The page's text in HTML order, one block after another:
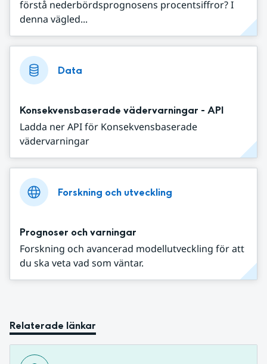
förstå nederbördsprognosens procentsiffror? I
denna vägled...
Data
Konsekvensbaserade vädervarningar - API
Ladda ner API för Konsekvensbaserade
vädervarningar
Forskning och utveckling
Prognoser och varningar
Forskning och avancerad modellutveckling för att
du ska veta vad som väntar.
Relaterade länkar